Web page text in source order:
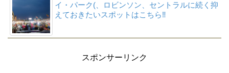
イ・パーク(、ロビンソン、セントラルに続く抑
えておきたいスポットはこちら‼
スポンサーリンク